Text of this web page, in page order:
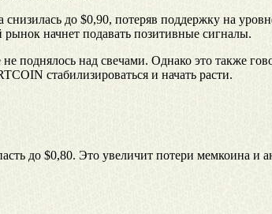
до $0,90, потеряв поддержку на
начнет подавать позитивные сигналы.
поднялось над свечами. Однако это также
стабилизироваться и начать расти.
до $0,80. Это увеличит потери мемкоина и